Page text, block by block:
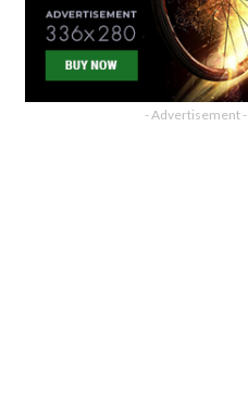
- Advertisement -